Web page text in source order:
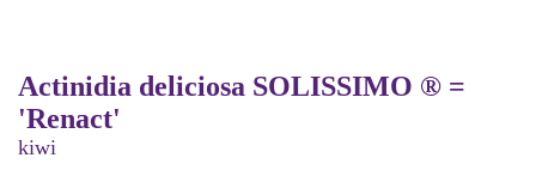
Actinidia deliciosa SOLISSIMO ® =
'Renact'
kiwi